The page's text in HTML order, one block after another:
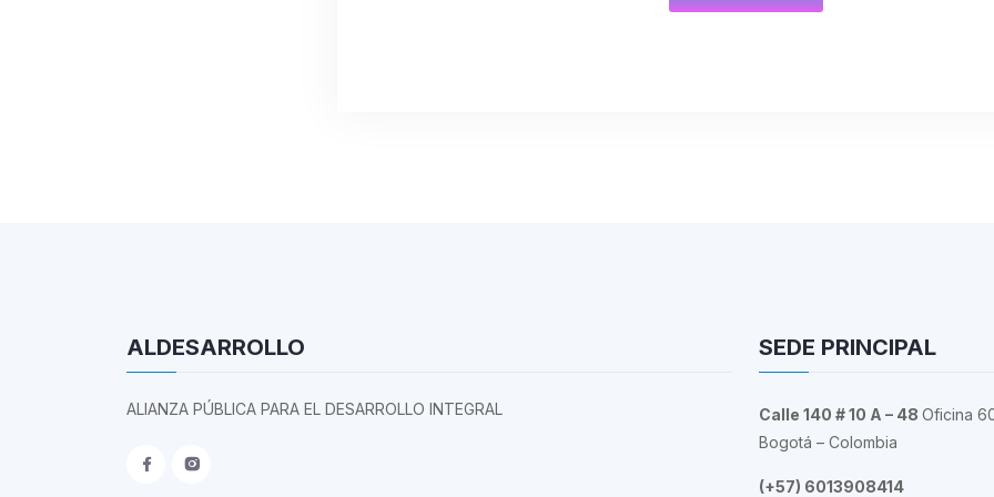
ALDESARROLLO
ALIANZA PÚBLICA PARA EL DESARROLLO INTEGRAL
SEDE PRINCIPAL
Calle 140 # 10 A – 48 Oficina
Bogotá – Colombia
(+57) 6013908414